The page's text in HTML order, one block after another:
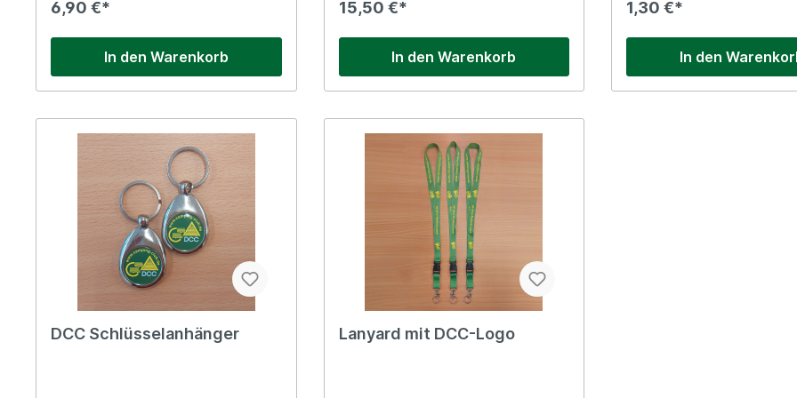
6,90 €*
In den Warenkorb
15,50 €*
In den Warenkorb
1,30 €*
In den
DCC Schlüsselanhänger Lanyard mit DCC-Logo